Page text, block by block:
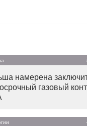
намерена
газовый